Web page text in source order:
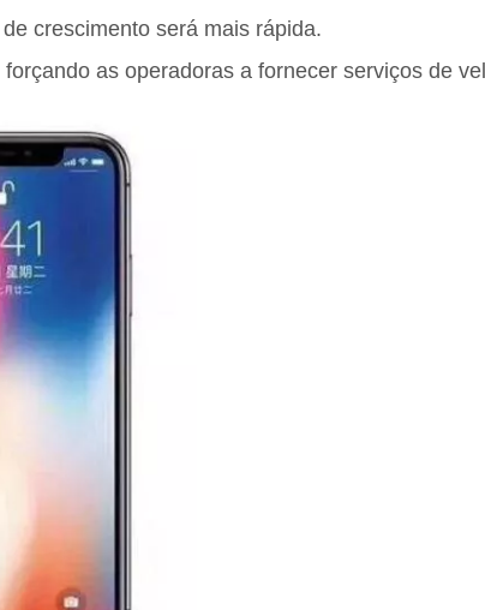
crescimento será mais rápida.
as operadoras a fornecer serviços de